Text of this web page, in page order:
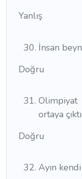
Yanlış
İnsan
Doğru
Olimpiyat
ortaya çıktı.
Doğru
Ayın